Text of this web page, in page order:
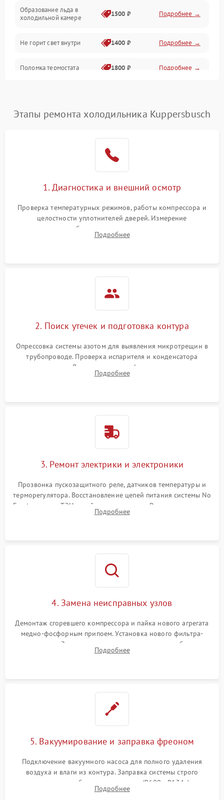
Образование льда в
холодильной камере
1500 ₽ Подробнее →
Не горит свет внутри 1400 ₽ Подробнее →
Поломка термостата 1800 ₽ Подробнее →
Поломка системы No Frost 2600 ₽ Подробнее →
работе
2000 ₽ Подробнее →
1000 ₽
1800 ₽
Этапы ремонта холодильника Kuppersbusch
1. Диагностика и внешний осмотр
Проверка температурных режимов, работы компрессора и
целостности уплотнителей дверей. Измерение
сопротивления обмоток мотора, проверка термостата и
считывание кодов ошибок с электронного дисплея.
Подробнее
2. Поиск утечек и подготовка контура
Опрессовка системы азотом для выявления микротрещин в
трубопроводе. Проверка испарителя и конденсатора
течеискателем. Демонтаж старого фильтра-осушителя и
продувка капиллярной трубки для устранения засоров.
Подробнее
3. Ремонт электрики и электроники
Прозвонка пускозащитного реле, датчиков температуры и
терморегулятора. Восстановление цепей питания системы No
Frost, включая ТЭН оттайки и вентилятор. Ремонт или замена
платы управления при сбоях алгоритмов.
Подробнее
4. Замена неисправных узлов
Демонтаж сгоревшего компрессора и пайка нового агрегата
медно-фосфорным припоем. Установка нового фильтра-
осушителя. Замена изношенных вентиляторов обдува,
сломанных заслонок или поврежденных дверных петель.
Подробнее
5. Вакуумирование и заправка фреоном
Подключение вакуумного насоса для полного удаления
воздуха и влаги из контура. Заправка системы строго
дозированным объемом хладагента (R600a, R134a) по
электронным весам. Контроль рабочего давления в системе.
Подробнее